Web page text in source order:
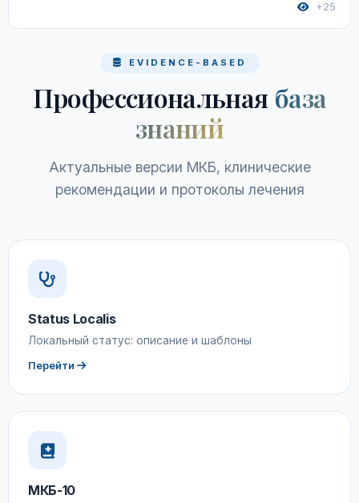
+25
EVIDENCE-BASED
Профессиональная база
знаний
Актуальные версии МКБ, клинические
рекомендации и протоколы лечения
Status Localis
Локальный статус: описание и шаблоны
Перейти
МКБ-10